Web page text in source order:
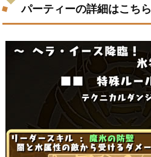
パーティーの詳細はこちら